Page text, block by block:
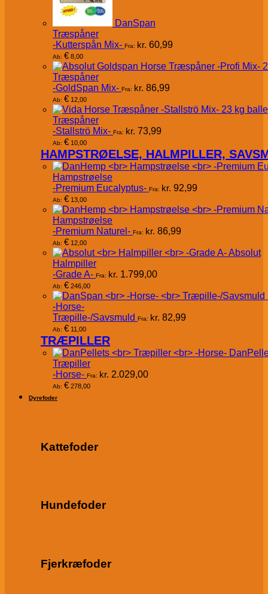
DanSpan
Træspåner
-Kutterspån Mix- Fra: kr. 60,99
Ab: € 8,00
Træspåner
-GoldSpan Mix- Fra: kr. 86,99
Ab: € 12,00
Træspåner
-Stallströ Mix- Fra: kr. 73,99
Ab: € 10,00
HAMPSTRØELSE, HALMPILLER,
Hampstrøelse
-Premium Eucalyptus- Fra: kr. 92,99
Ab: € 13,00
Hampstrøelse
-Premium Naturel- Fra: kr. 86,99
Ab: € 12,00
Absolut
Halmpiller
-Grade A- Fra: kr. 1.799,00
Ab: € 246,00
-Horse-
Træpille-/Savsmuld Fra: kr. 82,99
Ab: € 11,00
TRÆPILLER
Træpiller
-Horse- Fra: kr. 2.029,00
Ab: € 278,00
Dyrefoder
Kattefoder
Hundefoder
Fjerkræfoder